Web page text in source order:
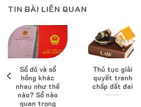
TIN BÀI LIÊN QUAN
Sổ đỏ và sổ
hồng khác
nhau như thế
nào? Sổ nào
quan trọng
Thủ tục giải
quyết tranh
chấp đất đai